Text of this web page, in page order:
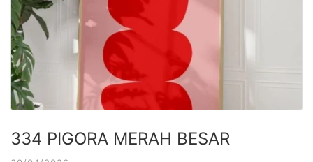
334 PIGORA MERAH BESAR